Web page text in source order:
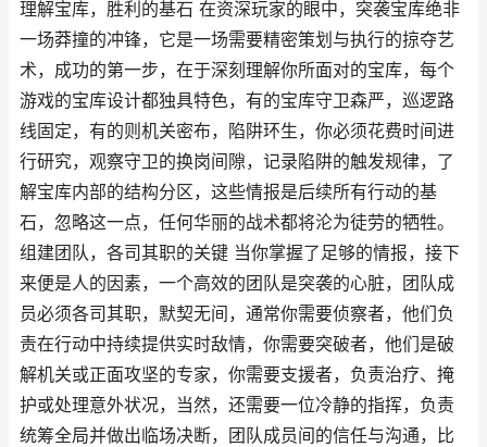
理解宝库，胜利的基石 在资深玩家的眼中，突袭宝库绝非
一场莽撞的冲锋，它是一场需要精密策划与执行的掠夺艺
术，成功的第一步，在于深刻理解你所面对的宝库，每个
游戏的宝库设计都独具特色，有的宝库守卫森严，巡逻路
线固定，有的则机关密布，陷阱环生，你必须花费时间进
行研究，观察守卫的换岗间隙，记录陷阱的触发规律，了
解宝库内部的结构分区，这些情报是后续所有行动的基
石，忽略这一点，任何华丽的战术都将沦为徒劳的牺牲。
组建团队，各司其职的关键 当你掌握了足够的情报，接下
来便是人的因素，一个高效的团队是突袭的心脏，团队成
员必须各司其职，默契无间，通常你需要侦察者，他们负
责在行动中持续提供实时敌情，你需要突破者，他们是破
解机关或正面攻坚的专家，你需要支援者，负责治疗、掩
护或处理意外状况，当然，还需要一位冷静的指挥，负责
统筹全局并做出临场决断，团队成员间的信任与沟通，比